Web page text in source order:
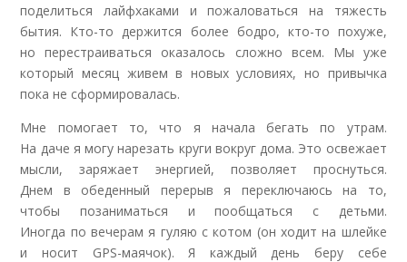
поделиться лайфхаками и пожаловаться на тяжесть
бытия. Кто-то держится более бодро, кто-то похуже,
но перестраиваться оказалось сложно всем. Мы уже
который месяц живем в новых условиях, но привычка
пока не сформировалась.
Мне помогает то, что я начала бегать по утрам.
На даче я могу нарезать круги вокруг дома. Это освежает
мысли, заряжает энергией, позволяет проснуться.
Днем
в
обеденный перерыв я переключаюсь на то,
чтобы
позаниматься и пообщаться с детьми.
Иногда по вечерам я гуляю с котом (он ходит на шлейке
и носит GPS-маячок). Я каждый день беру себе